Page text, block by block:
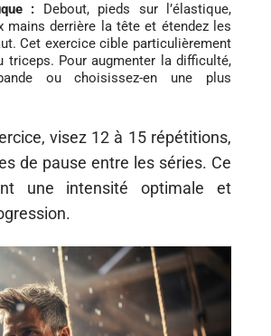
: Debout, pieds sur l’élastique,
mains derrière la tête et étendez les
Cet exercice cible particulièrement
triceps. Pour augmenter la difficulté,
ou choisissez-en une plus
visez 12 à 15 répétitions,
de pause entre les séries. Ce
une intensité optimale et